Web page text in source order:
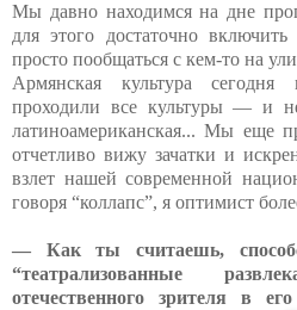
Мы давно находимся на дне
для этого достаточно
просто пообщаться с кем-то на
Армянская культура
проходили все культуры — и
латиноамериканская... Мы еще
отчетливо вижу зачатки и
взлет нашей современной
говоря “коллапс”, я оптимист
— Как ты считаешь,
“театрализованные
отечественного зрителя в